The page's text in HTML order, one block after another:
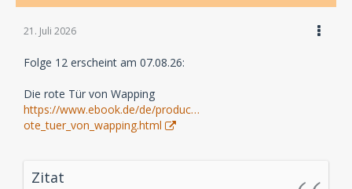
21. Juli 2026
Folge 12 erscheint am 07.08.26:
Die rote Tür von Wapping
https://www.ebook.de/de/produc…
ote_tuer_von_wapping.html
Zitat